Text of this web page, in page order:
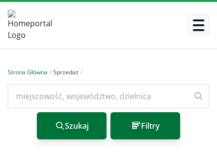
Strona Główna / Sprzedaż /
Szukaj Filtry